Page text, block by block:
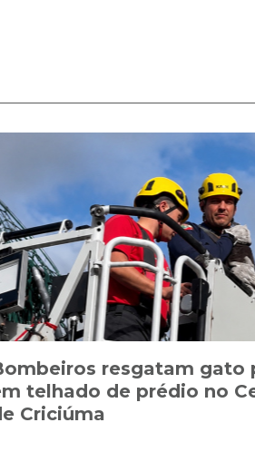
resgatam gato
telhado de prédio no
Criciúma